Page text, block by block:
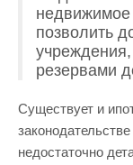
недвижимое
позволить
резервами
Существует и
недостаточно